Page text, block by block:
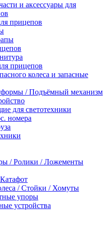
и аксессуары для
прицепов
прицепов
колеса и запасные
/ Подъёмный механизм
для светотехники
номера
/ Ролики / Ложементы
/ Стойки / Хомуты
упоры
устройства